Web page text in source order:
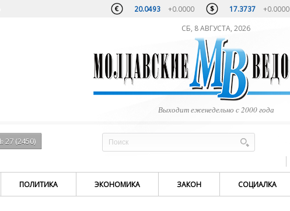
20.0493 +0.0000 17.3737 +0.0000
СБ, 8 АВГУСТА, 2026
Выходит еженедельно с 2000 года
(2450)
ПОЛИТИКА ЭКОНОМИКА ЗАКОН СОЦИАЛКА